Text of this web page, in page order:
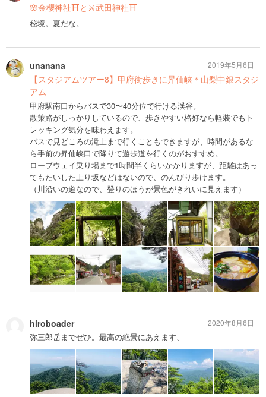
🌸金櫻神社⛩と⚔武田神社⛩
秘境。夏だな。
unanana
【スタジアムツアー8】甲府街歩きに昇仙峡＊山梨中銀スタジ
アム
甲府駅南口からバスで30〜40分位で行ける渓谷。
散策路がしっかりしているので、歩きやすい格好なら軽装でもト
レッキング気分を味わえます。
バスで見どころの滝上まで行くこともできますが、時間があるな
ら手前の昇仙峡口で降りて遊歩道を行くのがおすすめ。
ロープウェイ乗り場まで1時間半くらいかかりますが、距離はあっ
てもたいした上り坂などはないので、のんびり歩けます。
（川沿いの道なので、登りのほうが景色がきれいに見えます）
2019年5月6日
hiroboader
弥三郎岳までぜひ。最高の絶景にあえます、
2020年8月6日